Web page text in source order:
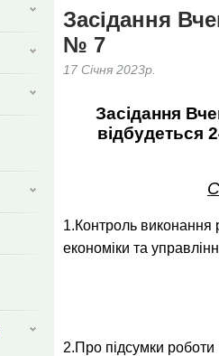
Засідання
№ 7
17 Січня 2023р.
Засідання
відбудеться
1.Контроль виконання
економіки та
2.Про підсумки роботи